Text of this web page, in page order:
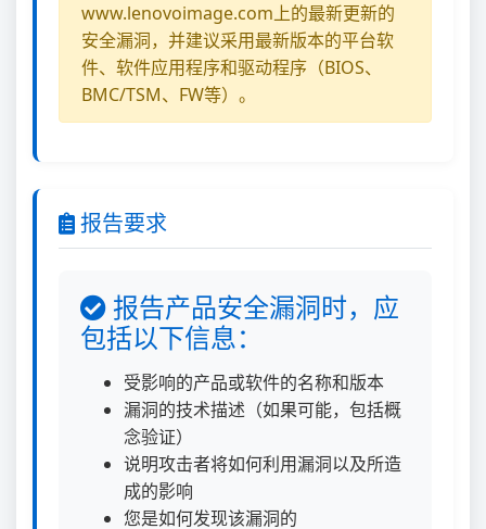
www.lenovoimage.com上的最新更新的
安全漏洞，并建议采用最新版本的平台软
件、软件应用程序和驱动程序（BIOS、
BMC/TSM、FW等）。
报告要求
报告产品安全漏洞时，应
包括以下信息：
受影响的产品或软件的名称和版本
漏洞的技术描述（如果可能，包括概
念验证）
说明攻击者将如何利用漏洞以及所造
成的影响
您是如何发现该漏洞的